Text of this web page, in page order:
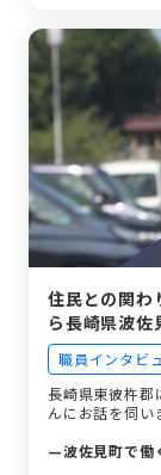
住民との関わ
ら長崎県波
職員インタビ
長崎県東彼杵郡
んにお話を伺い
—波佐見町で働